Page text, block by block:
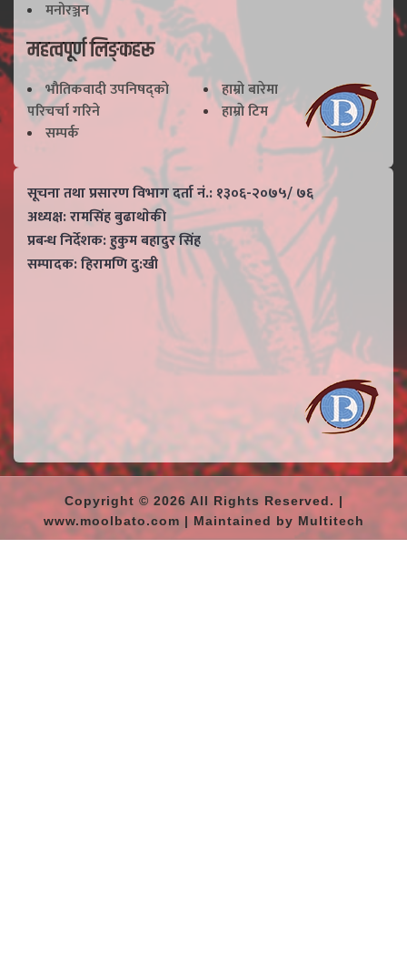
मनोरञ्जन
महत्वपूर्ण लिङ्कहरू
भाैतिकवादी उपनिषद्काे
परिचर्चा गरिने
हाम्राे बारेमा
हाम्राे टिम
सम्पर्क
सूचना तथा प्रसारण विभाग दर्ता नं.: १३०६-२०७५/ ७६
अध्यक्ष: रामसिंह बुढाथाेकी
प्रबन्ध निर्देशक: हुकुम बहादुर सिंह
सम्पादक: हिरामणि दु:खी
Copyright © 2026 All Rights Reserved. |
www.moolbato.com | Maintained by Multitech